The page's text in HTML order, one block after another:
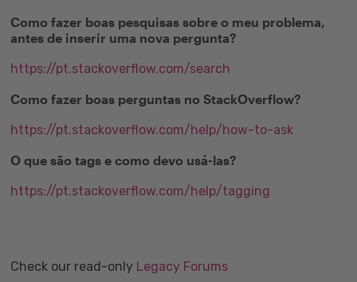
Como fazer boas pesquisas sobre o meu problema,
antes de inserir uma nova pergunta?
https://pt.stackoverflow.com/search
Como fazer boas perguntas no StackOverflow?
https://pt.stackoverflow.com/help/how-to-ask
O que são tags e como devo usá-las?
https://pt.stackoverflow.com/help/tagging
Check our read-only Legacy Forums